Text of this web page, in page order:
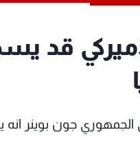
قد
الجمهوري جون بوينر